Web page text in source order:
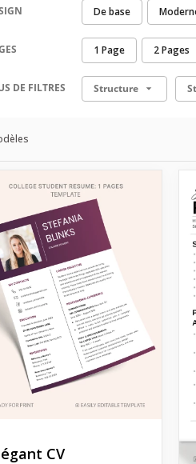
De base
1 Page 2 Pages
Structure
DE FILTRES
CV